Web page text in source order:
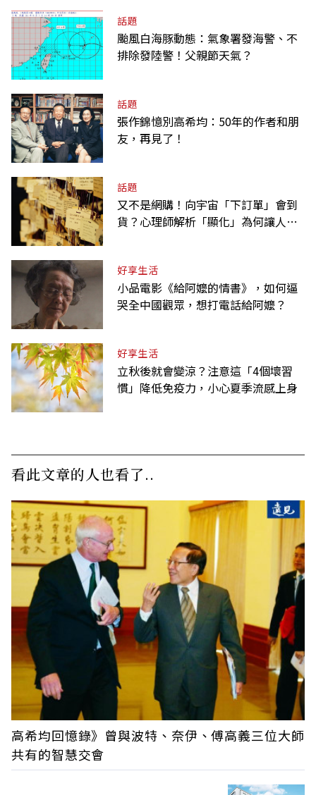
話題
颱風白海豚動態：氣象署發海警、不
排除發陸警！父親節天氣？
話題
張作錦憶別高希均：50年的作者和朋
友，再見了！
話題
又不是網購！向宇宙「下訂單」會到
貨？心理師解析「顯化」為何讓人無
好享生活
小品電影《給阿嬤的情書》，如何逼
哭全中國觀眾，想打電話給阿嬤？
好享生活
立秋後就會變涼？注意這「4個壞習
慣」降低免疫力，小心夏季流感上身
看此文章的人也看了..
高希均回憶錄》曾與波特、奈伊、傅高義三位大師
共有的智慧交會